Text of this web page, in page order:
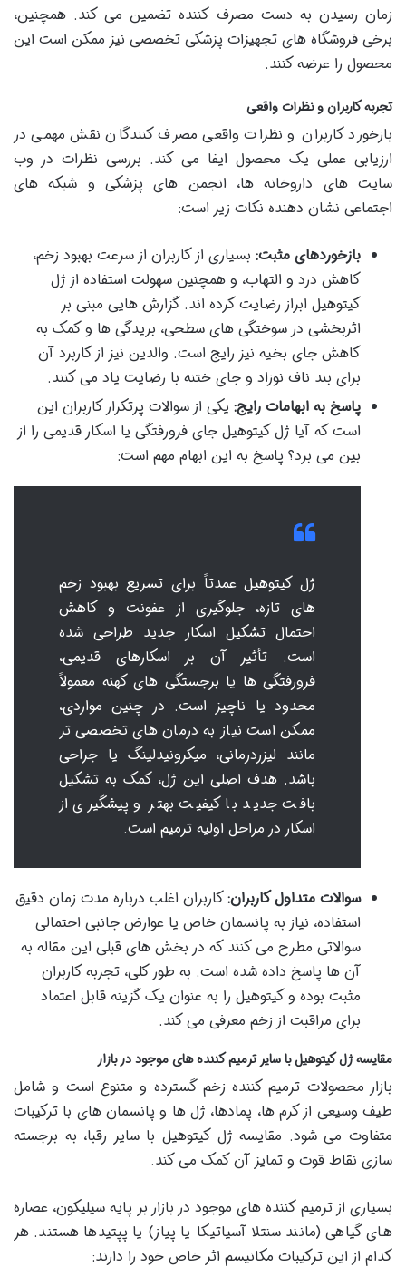
زمان رسیدن به دست مصرف کننده تضمین می کند. همچنین،
برخی فروشگاه های تجهیزات پزشکی تخصصی نیز ممکن است این
محصول را عرضه کنند.
تجربه کاربران و نظرات واقعی
بازخورد کاربران و نظرات واقعی مصرف کنندگان نقش مهمی در
ارزیابی عملی یک محصول ایفا می کند. بررسی نظرات در وب
سایت های داروخانه ها، انجمن های پزشکی و شبکه های
اجتماعی نشان دهنده نکات زیر است:
بازخوردهای مثبت: بسیاری از کاربران از سرعت بهبود زخم،
کاهش درد و التهاب، و همچنین سهولت استفاده از ژل
کیتوهیل ابراز رضایت کرده اند. گزارش هایی مبنی بر
اثربخشی در سوختگی های سطحی، بریدگی ها و کمک به
کاهش جای بخیه نیز رایج است. والدین نیز از کاربرد آن
برای بند ناف نوزاد و جای ختنه با رضایت یاد می کنند.
پاسخ به ابهامات رایج: یکی از سوالات پرتکرار کاربران این
است که آیا ژل کیتوهیل جای فرورفتگی یا اسکار قدیمی را از
بین می برد؟ پاسخ به این ابهام مهم است:
ژل کیتوهیل عمدتاً برای تسریع بهبود زخم
های تازه، جلوگیری از عفونت و کاهش
احتمال تشکیل اسکار جدید طراحی شده
است. تأثیر آن بر اسکارهای قدیمی،
فرورفتگی ها یا برجستگی های کهنه معمولاً
محدود یا ناچیز است. در چنین مواردی،
ممکن است نیاز به درمان های تخصصی تر
مانند لیزردرمانی، میکرونیدلینگ یا جراحی
باشد. هدف اصلی این ژل، کمک به تشکیل
بافت جدید با کیفیت بهتر و پیشگیری از
اسکار در مراحل اولیه ترمیم است.
سوالات متداول کاربران:کاربران اغلب درباره مدت زمان دقیق
استفاده، نیاز به پانسمان خاص یا عوارض جانبی احتمالی
سوالاتی مطرح می کنند که در بخش های قبلی این مقاله به
آن ها پاسخ داده شده است. به طور کلی، تجربه کاربران
مثبت بوده و کیتوهیل را به عنوان یک گزینه قابل اعتماد
برای مراقبت از زخم معرفی می کند.
مقایسه ژل کیتوهیل با سایر ترمیم کننده های موجود در بازار
بازار محصولات ترمیم کننده زخم گسترده و متنوع است و شامل
طیف وسیعی از کرم ها، پمادها، ژل ها و پانسمان های با ترکیبات
متفاوت می شود. مقایسه ژل کیتوهیل با سایر رقبا، به برجسته
سازی نقاط قوت و تمایز آن کمک می کند.
بسیاری از ترمیم کننده های موجود در بازار بر پایه سیلیکون، عصاره
های گیاهی (مانند سنتلا آسیاتیکا یا پیاز) یا پپتیدها هستند. هر
کدام از این ترکیبات مکانیسم اثر خاص خود را دارند: